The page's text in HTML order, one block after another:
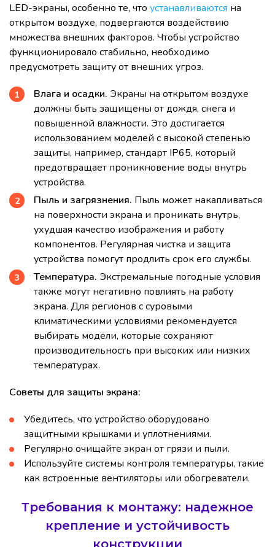
LED-экраны, особенно те, что устанавливаются на
открытом воздухе, подвергаются воздействию
множества внешних факторов. Чтобы устройство
функционировало стабильно, необходимо
предусмотреть защиту от внешних угроз.
Влага и осадки. Экраны на открытом воздухе
должны быть защищены от дождя, снега и
повышенной влажности. Это достигается
использованием моделей с высокой степенью
защиты, например, стандарт IP65, который
предотвращает проникновение воды внутрь
устройства.
Пыль и загрязнения. Пыль может накапливаться
на поверхности экрана и проникать внутрь,
ухудшая качество изображения и работу
компонентов. Регулярная чистка и защита
устройства помогут продлить срок его службы.
Температура. Экстремальные погодные условия
также могут негативно повлиять на работу
экрана. Для регионов с суровыми
климатическими условиями рекомендуется
выбирать модели, которые сохраняют
производительность при высоких или низких
температурах.
Советы для защиты экрана:
Убедитесь, что устройство оборудовано
защитными крышками и уплотнениями.
Регулярно очищайте экран от грязи и пыли.
Используйте системы контроля температуры, такие
как встроенные вентиляторы или обогреватели.
Требования к монтажу: надежное
крепление и устойчивость
конструкции